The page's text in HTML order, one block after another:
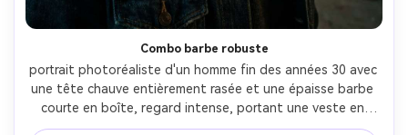
Combo barbe robuste
portrait photoréaliste d'un homme fin des années 30 avec
une tête chauve entièrement rasée et une épaisse barbe
courte en boîte, regard intense, portant une veste en
denim foncé et henley, fond d'entrepôt industriel avec